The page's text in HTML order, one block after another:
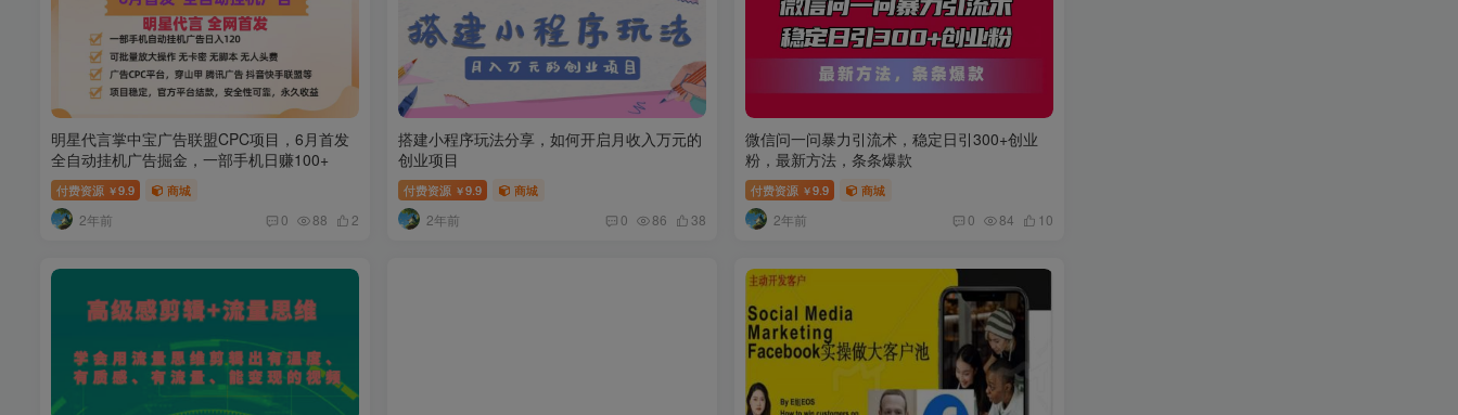
明星代言掌中宝广告联盟CPC项目，6月首发
全自动挂机广告掘金，一部手机日赚100+
付费资源 ￥9.9 商城
2年前 0 88 2
搭建小程序玩法分享，如何开启月收入万元的
创业项目
付费资源 ￥9.9 商城
2年前 0 86 38
微信问一问暴力引流术，稳定日引300+创业
粉，最新方法，条条爆款
付费资源 ￥9.9 商城
2年前 0 84 10